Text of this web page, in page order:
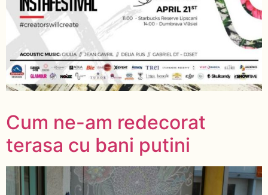
Cum ne-am redecorat
terasa cu bani putini